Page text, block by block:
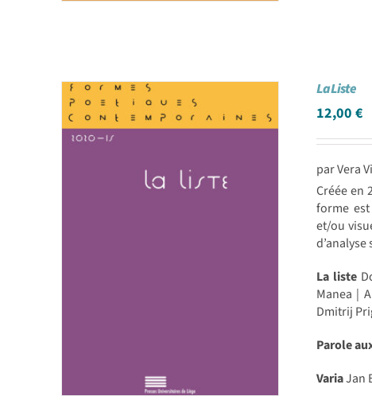
La Liste
12,00€
par Vera
Créée en
forme
et/ou
La liste
Manea |
Dmitrij
Parole
VariaJan